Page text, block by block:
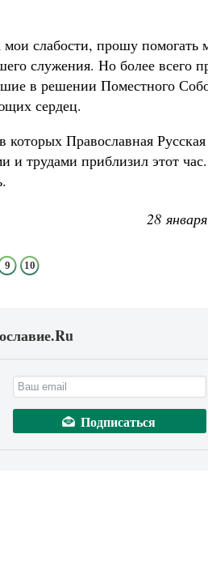
слабости, прошу помогать
служения. Но более всего
в решении Поместного
сердец.
Православная Русская
и трудами приблизил этот
28
9 10